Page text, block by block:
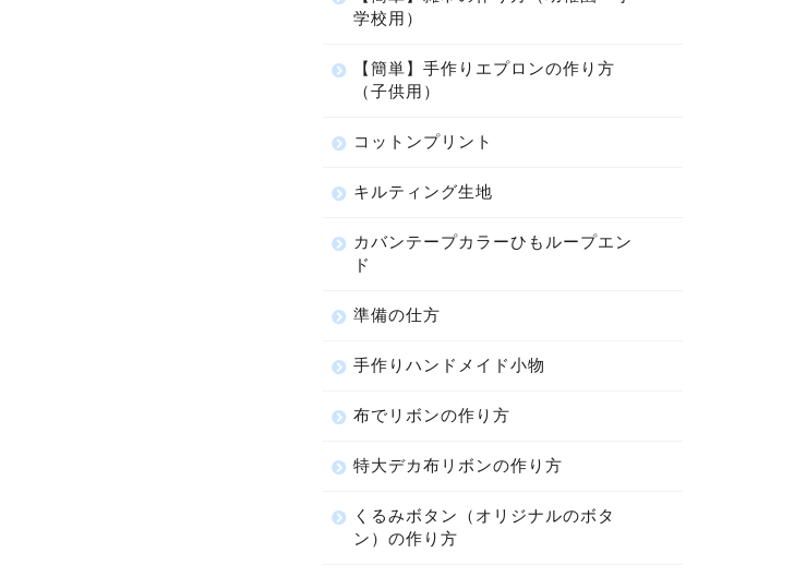
学校用）
【簡単】手作りエプロンの作り方
（子供用）
コットンプリント
キルティング生地
カバンテープカラーひもループエン
ド
準備の仕方
手作りハンドメイド小物
布でリボンの作り方
特大デカ布リボンの作り方
くるみボタン（オリジナルのボタ
ン）の作り方